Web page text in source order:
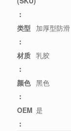
︰
类型
︰
加厚型防滑
材质
︰
乳胶
颜色
︰
黑色
OEM
︰
是